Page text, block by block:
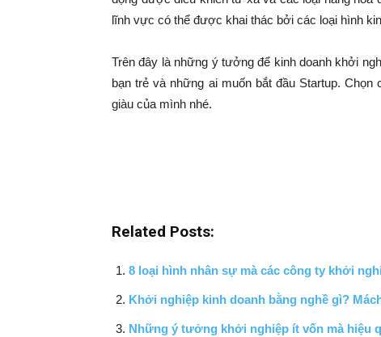
lĩnh vực có thể được khai thác bởi các loại hình
Trên đây là những ý tưởng để kinh doanh khởi
bạn trẻ và những ai muốn bắt đầu Startup.
giàu của mình nhé.
Related Posts:
8 loại hình nhân sự mà các công ty khởi
Khởi nghiệp kinh doanh bằng nghề gì?
Những ý tưởng khởi nghiệp ít vốn mà hiệu